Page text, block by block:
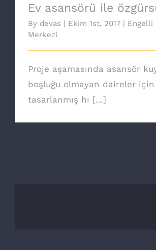
Ev asansörü ile
By devas | Ekim 1st, 2017 | Engelli
Merkezi
Proje aşamasında asansör
boşluğu olmayan daireler için
tasarlanmış hı [...]